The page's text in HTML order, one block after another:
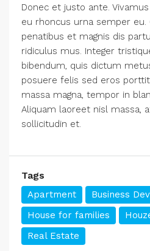
Donec et justo ante.
eu rhoncus urna semper eu.
penatibus et magnis dis
ridiculus mus. Integer
bibendum, quis dictum
posuere felis sed eros
massa magna, tempor in
Aliquam laoreet nisl massa,
sollicitudin et.
Tags
Apartment
Business
House for families
Real Estate